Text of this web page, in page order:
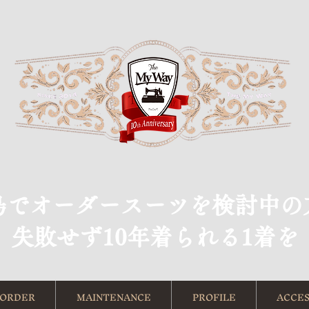
でオーダースーツを検討中の
​失敗せず10年着られる1着を
ORDER MAINTENANCE PROFILE